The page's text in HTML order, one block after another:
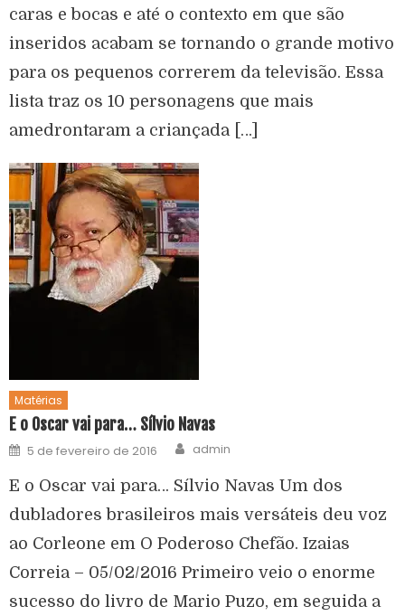
caras e bocas e até o contexto em que são
inseridos acabam se tornando o grande motivo
para os pequenos correrem da televisão. Essa
lista traz os 10 personagens que mais
amedrontaram a criançada […]
Matérias
E o Oscar vai para… Sílvio Navas
5 de fevereiro de 2016 admin
E o Oscar vai para… Sílvio Navas Um dos
dubladores brasileiros mais versáteis deu voz
ao Corleone em O Poderoso Chefão. Izaias
Correia – 05/02/2016 Primeiro veio o enorme
sucesso do livro de Mario Puzo, em seguida a